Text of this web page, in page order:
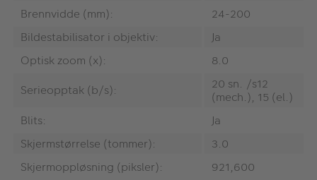
Brennvidde (mm):
‎24-200
Bildestabilisator i objektiv:
Ja
Optisk zoom (x):
8.0
Serieopptak (b/s):
‎20 sn. /s12
(mech.), 15 (el.)
Blits:
Ja
Skjermstørrelse (tommer):
3.0
Skjermoppløsning (piksler):
921,600